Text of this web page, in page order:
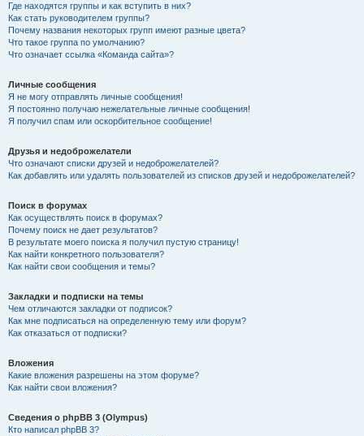
Где находятся группы и как вступить в них?
Как стать руководителем группы?
Почему названия некоторых групп имеют разные цвета?
Что такое группа по умолчанию?
Что означает ссылка «Команда сайта»?
Личные сообщения
Я не могу отправлять личные сообщения!
Я постоянно получаю нежелательные личные сообщения!
Я получил спам или оскорбительное сообщение!
Друзья и недоброжелатели
Что означают списки друзей и недоброжелателей?
Как добавлять или удалять пользователей из списков друзей и недоброжелателей?
Поиск в форумах
Как осуществлять поиск в форумах?
Почему поиск не дает результатов?
В результате моего поиска я получил пустую страницу!
Как найти конкретного пользователя?
Как найти свои сообщения и темы?
Закладки и подписки на темы
Чем отличаются закладки от подписок?
Как мне подписаться на определенную тему или форум?
Как отказаться от подписки?
Вложения
Какие вложения разрешены на этом форуме?
Как найти свои вложения?
Сведения о phpBB 3 (Olympus)
Кто написал phpBB 3?